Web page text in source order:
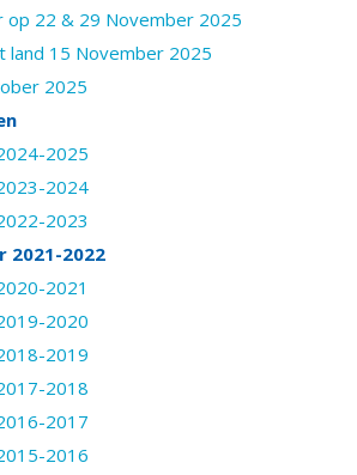
op 22 & 29 November 2025
land 15 November 2025
2025
2025
2024
2023
2021-2022
2021
2020
2019
2018
2017
2016